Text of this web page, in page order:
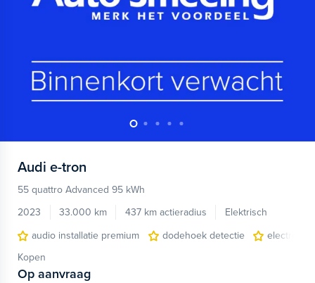
Audi e-tron
55 quattro Advanced 95 kWh
2023
33.000 km 437 km actieradius
Elektrisch
audio installatie premium
dodehoek detectie
electronic
Kopen
Op aanvraag